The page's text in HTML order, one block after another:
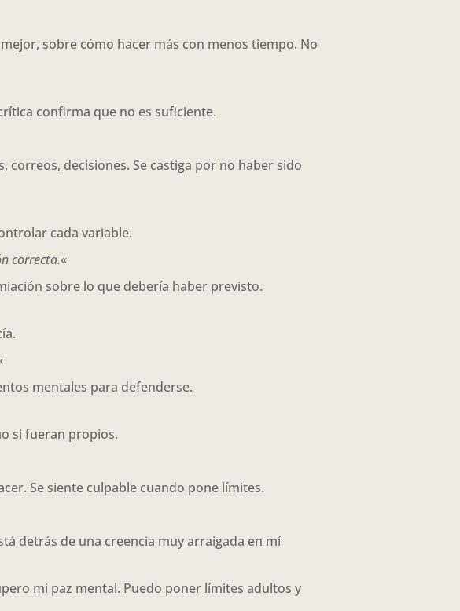
sobre cómo hacer más con menos tiempo. No
confirma que no es suficiente.
correos, decisiones. Se castiga por no haber sido
cada variable.
correcta.«
sobre lo que debería haber previsto.
mentales para defenderse.
si fueran propios.
Se siente culpable cuando pone límites.
detrás de una creencia muy arraigada en mí
mi paz mental. Puedo poner límites adultos y